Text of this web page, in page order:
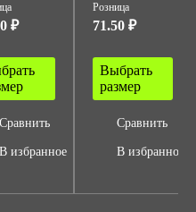
₽
Сравнить
В избранное
Розница
71.50 ₽
Выбрать
размер
Сравнить
В избранное